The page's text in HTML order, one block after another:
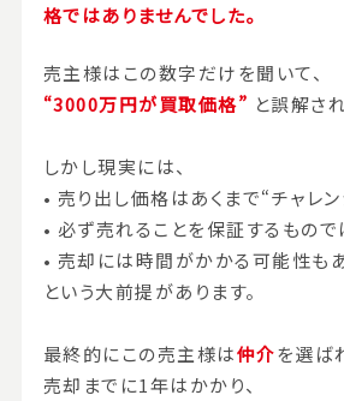
格ではありませんでした。
売主様はこの数字だけを聞いて、
“3000万円が買取価格” と誤解さ
しかし現実には、
• 売り出し価格はあくまで“チャレ
• 必ず売れることを保証するもの
• 売却には時間がかかる可能性も
という大前提があります。
最終的にこの売主様は仲介を選ば
売却までに1年はかかり、